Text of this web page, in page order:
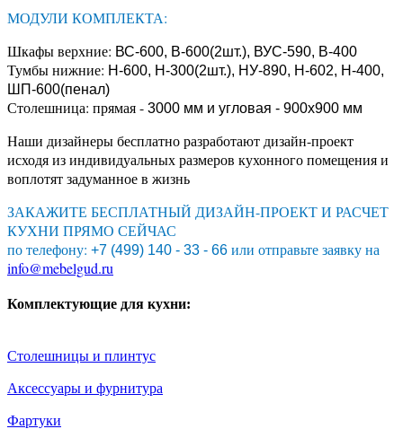
МОДУЛИ КОМПЛЕКТА:
Шкафы верхние: ВС-600, В-600(2шт.), ВУС-590, В-400
Тумбы нижние: Н-600, Н-300(2шт.), НУ-890, Н-602, Н-400,
ШП-600(пенал)
Столешница: прямая - 3000 мм и угловая - 900х900 мм
Наши дизайнеры бесплатно разработают дизайн-проект
исходя из индивидуальных размеров кухонного помещения и
воплотят задуманное в жизнь
ЗАКАЖИТЕ БЕСПЛАТНЫЙ ДИЗАЙН-ПРОЕКТ И РАСЧЕТ
КУХНИ ПРЯМО СЕЙЧАС
по телефону: +7 (499) 140 - 33 - 66 или отправьте заявку на
info@mebelgud.ru
Комплектующие для кухни:
Столешницы и плинтус
Аксессуары и фурнитура
Фартуки